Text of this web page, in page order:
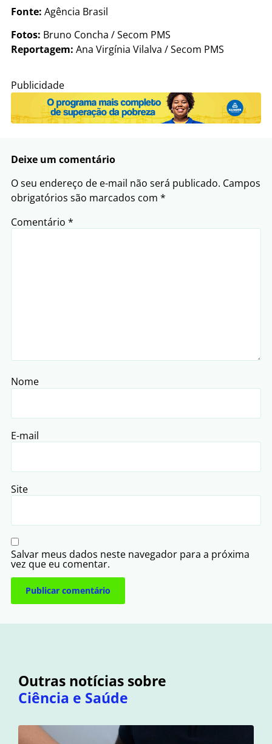
Fonte: Agência Brasil
Fotos: Bruno Concha / Secom PMS
Reportagem: Ana Virgínia Vilalva / Secom PMS
Publicidade
Deixe um comentário
O seu endereço de e-mail não será publicado. Campos
obrigatórios são marcados com *
Comentário *
Nome
E-mail
Site
Salvar meus dados neste navegador para a próxima
vez que eu comentar.
Outras notícias sobre
Ciência e Saúde